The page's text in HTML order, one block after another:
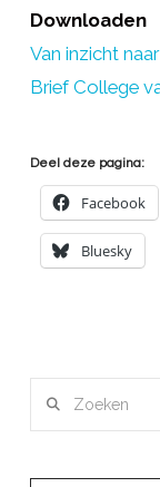
Downloaden
Van inzicht
Brief College
Deel deze pagina:
Facebook
Bluesky